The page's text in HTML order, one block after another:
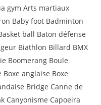
gym Arts martiaux
Baby foot Badminton
ball Baton défense
Biathlon Billard BMX
Boomerang Boule
anglaise Boxe
Bridge Canne de
Canyonisme Capoeira